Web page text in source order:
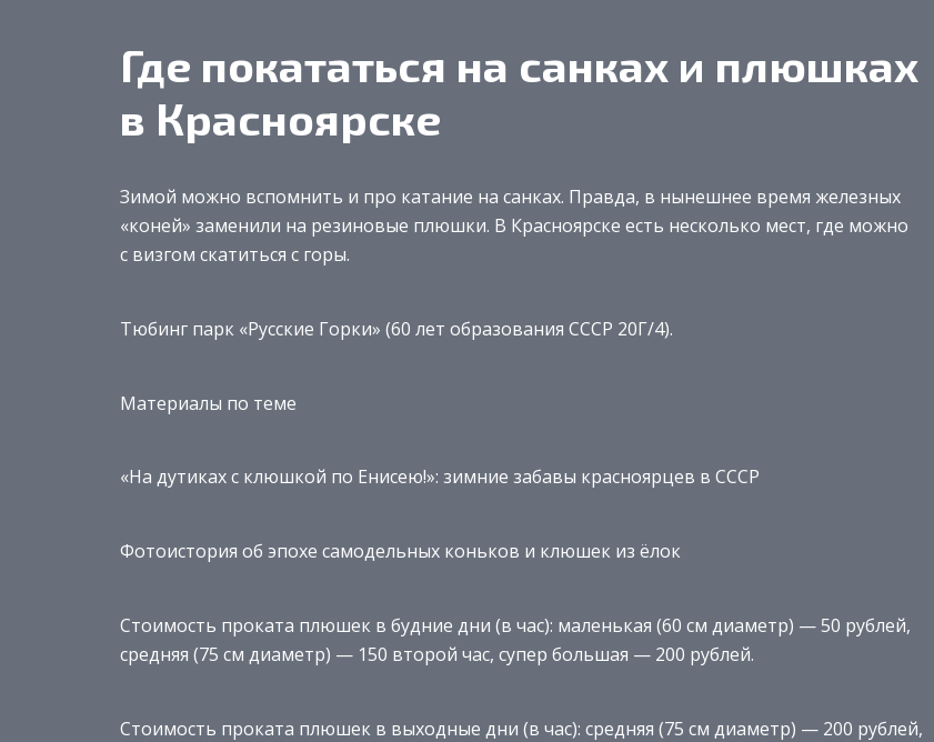
Где покататься на санках и плюшках
в Красноярске
Зимой можно вспомнить и про катание на санках. Правда, в нынешнее время железных
«коней» заменили на резиновые плюшки. В Красноярске есть несколько мест, где можно
с визгом скатиться с горы.
Тюбинг парк «Русские Горки» (60 лет образования СССР 20Г/4).
Материалы по теме
«На дутиках с клюшкой по Енисею!»: зимние забавы красноярцев в СССР
Фотоистория об эпохе самодельных коньков и клюшек из ёлок
Стоимость проката плюшек в будние дни (в час): маленькая (60 см диаметр) — 50 рублей,
средняя (75 см диаметр) — 150 второй час, супер большая — 200 рублей.
Стоимость проката плюшек в выходные дни (в час): средняя (75 см диаметр) — 200 рублей,